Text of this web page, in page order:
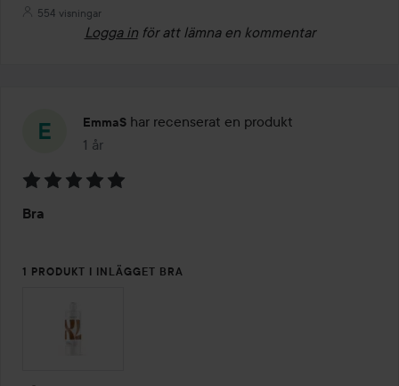
554 visningar
Logga in för att lämna en kommentar
EmmaS har recenserat en produkt
1 år
Inlägget skapades 1 år
5
5
Bra
1 PRODUKT I INLÄGGET BRA